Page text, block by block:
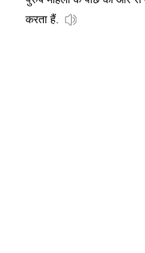
करता हैं.